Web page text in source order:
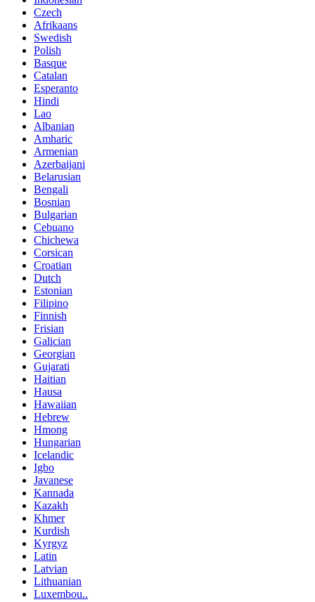
Czech
Afrikaans
Swedish
Polish
Basque
Catalan
Esperanto
Hindi
Lao
Albanian
Amharic
Armenian
Azerbaijani
Belarusian
Bengali
Bosnian
Bulgarian
Cebuano
Chichewa
Corsican
Croatian
Dutch
Estonian
Filipino
Finnish
Frisian
Galician
Georgian
Gujarati
Haitian
Hausa
Hawaiian
Hebrew
Hmong
Hungarian
Icelandic
Igbo
Javanese
Kannada
Kazakh
Khmer
Kurdish
Kyrgyz
Latin
Latvian
Lithuanian
Luxembou..